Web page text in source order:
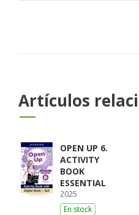
Artículos
OPEN UP 6.
ACTIVITY
BOOK
ESSENTIAL
2025
En stock